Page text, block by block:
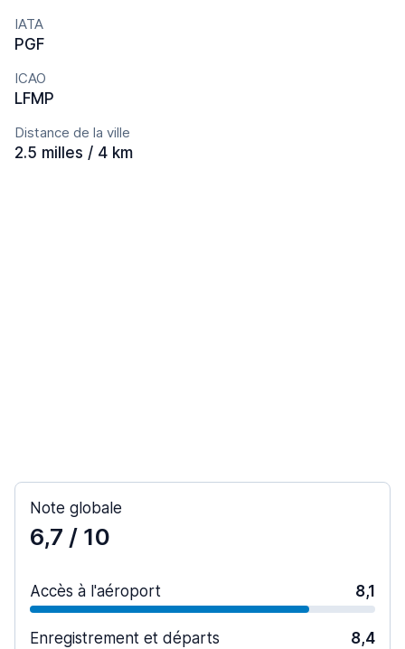
IATA
PGF
ICAO
LFMP
Distance de la ville
2.5 milles / 4 km
Note globale
6,7 / 10
Accès à l'aéroport 8,1
Enregistrement et départs 8,4